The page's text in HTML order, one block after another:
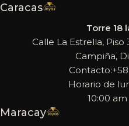
Caracas
Torre 18
Calle La Estrella, Piso
Campiña,
Horario de
10:00
Maracay